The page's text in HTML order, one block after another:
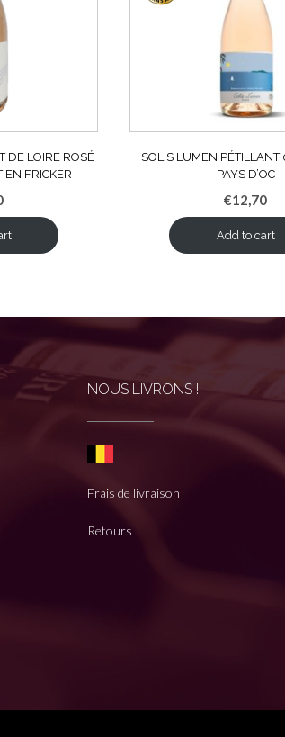
DE LOIRE ROSÉ
FRICKER
SOLIS LUMEN PÉTILLANT
PAYS D’OC
€12,70
Add to cart
NOUS LIVRONS !
Frais de livraison
Retours